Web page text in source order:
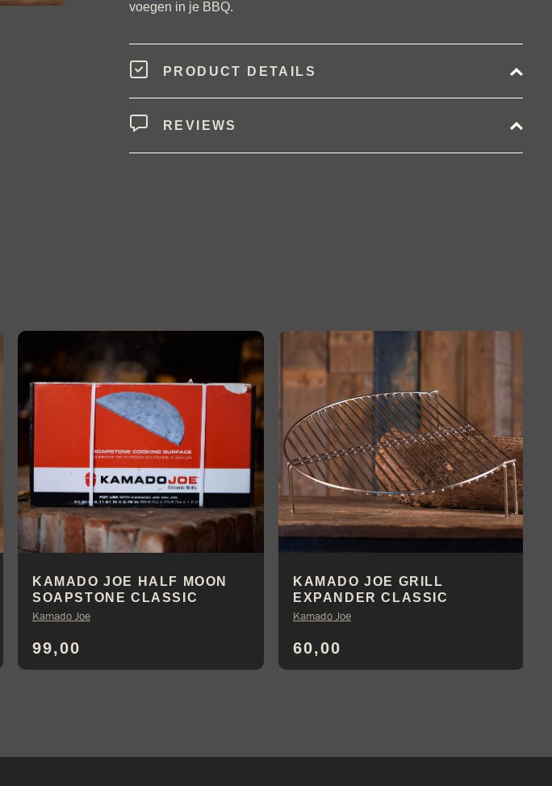
voegen in je BBQ.
PRODUCT DETAILS
REVIEWS
KAMADO JOE HALF MOON
SOAPSTONE CLASSIC
99,00
Kamado Joe
KAMADO JOE GRILL
EXPANDER CLASSIC
60,00
Kamado Joe